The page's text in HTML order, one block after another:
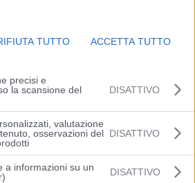
TUTTO ACCETTA TUTTO
precisi e
la scansione del
DISATTIVO
valutazione
osservazioni del DISATTIVO
a informazioni su un
DISATTIVO